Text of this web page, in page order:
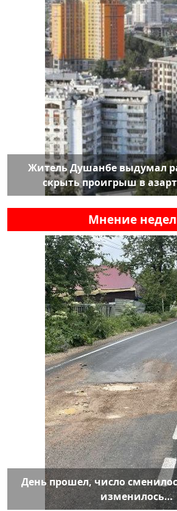
Житель Душанбе выдумал
скрыть проигрыш в
Мнение
День прошел, число
изменилось…